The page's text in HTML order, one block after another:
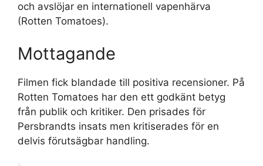
och avslöjar en internationell vapenhärva
(Rotten Tomatoes).
Mottagande
Filmen fick blandade till positiva recensioner. På
Rotten Tomatoes har den ett godkänt betyg
från publik och kritiker. Den prisades för
Persbrandts insats men kritiserades för en
delvis förutsägbar handling.